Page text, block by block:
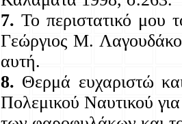
7. Το περιστατικό μου
Γεώργιος Μ.
αυτή.
8. Θερμά ευχαριστώ
Πολεμικού Ναυτικού